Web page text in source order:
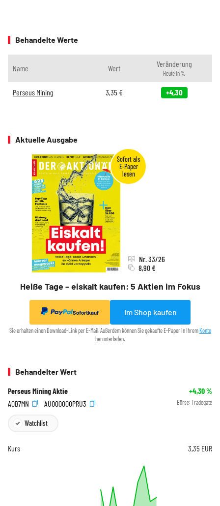
Behandelte Werte
Name Wert Veränderung
Heute in %
Perseus Mining 3,35 € +4,30
Aktuelle Ausgabe
Heiße Tage – eiskalt kaufen: 5 Aktien im Fokus
Nr. 33/26
8,90 €
Sofortkauf Im Shop kaufen
Sie erhalten einen Download-Link per E-Mail. Außerdem können Sie gekaufte E-Paper in Ihrem Konto
herunterladen.
Behandelter Wert
Perseus Mining Aktie +4,30%
A0B7MN
AU000000PRU3 Börse: Tradegate
Watchlist
Kurs 3,35 EUR